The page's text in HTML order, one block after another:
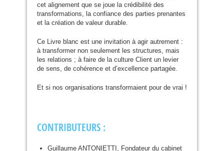
cet alignement que se joue la crédibilité des
transformations, la confiance des parties prenantes
et la création de valeur durable.
Ce Livre blanc est une invitation à agir autrement :
à transformer non seulement les structures, mais
les relations ; à faire de la culture Client un levier
de sens, de cohérence et d’excellence partagée.
Et si nos organisations transformaient pour de vrai !
CONTRIBUTEURS :
Guillaume ANTONIETTI , Fondateur du cabinet